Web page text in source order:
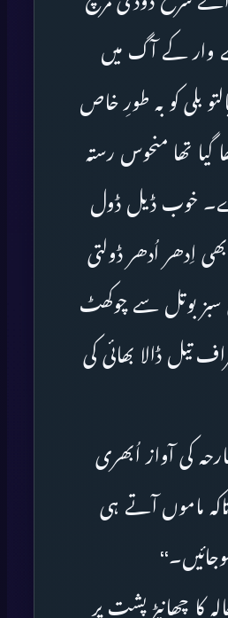
کے آگ میں
بلی کو بہ طورِ خاص
گیا تھا منحوس رستہ
خوب ڈیل ڈول
بھی اِدھر اُدھر ڈولتی
سبز بوتل سے چوکھٹ
تیل ڈالا بھائی کی
کی آواز اُبھری
ماموں آتے ہی
کا چھانپڑ پشت پر